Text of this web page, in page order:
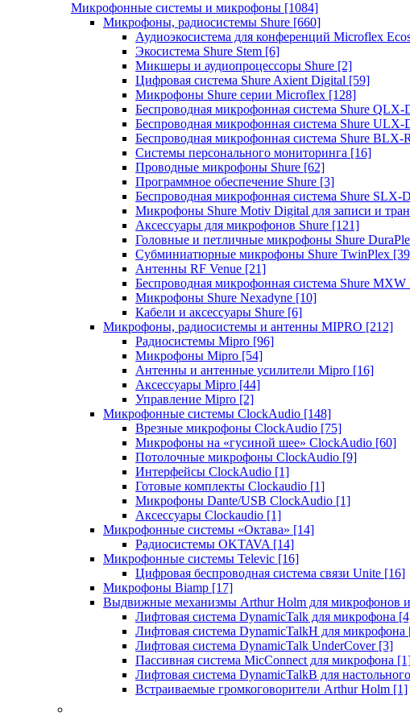
Микрофонные системы и микрофоны [1084]
Микрофоны, радиосистемы Shure [660]
Аудиоэкосистема для конференций Microflex
Экосистема Shure Stem [6]
Микшеры и аудиопроцессоры Shure [2]
Цифровая система Shure Axient Digital [59]
Микрофоны Shure серии Microflex [128]
Беспроводная микрофонная система Shure QLX-
Беспроводная микрофонная система Shure ULX-
Беспроводная микрофонная система Shure BLX-R
Системы персонального мониторинга [16]
Проводные микрофоны Shure [62]
Программное обеспечение Shure [3]
Беспроводная микрофонная система Shure SLX-D
Микрофоны Shure Motiv Digital для записи и
Аксессуары для микрофонов Shure [121]
Головные и петличные микрофоны Shure
Субминиатюрные микрофоны Shure TwinPlex
Антенны RF Venue [21]
Беспроводная микрофонная система Shure
Микрофоны Shure Nexadyne [10]
Кабели и аксессуары Shure [6]
Микрофоны, радиосистемы и антенны MIPRO [212]
Радиосистемы Mipro [96]
Микрофоны Mipro [54]
Антенны и антенные усилители Mipro [16]
Аксессуары Mipro [44]
Управление Mipro [2]
Микрофонные системы ClockAudio [148]
Врезные микрофоны ClockAudio [75]
Микрофоны на «гусиной шее» ClockAudio [60]
Потолочные микрофоны ClockAudio [9]
Интерфейсы ClockAudio [1]
Готовые комплекты Clockaudio [1]
Микрофоны Dante/USB ClockAudio [1]
Аксессуары Clockaudio [1]
Микрофонные системы «Октава» [14]
Радиосистемы OKTAVA [14]
Микрофонные системы Televic [16]
Цифровая беспроводная система связи Unite [16]
Микрофоны Biamp [17]
Выдвижные механизмы Arthur Holm для микрофонов и
Лифтовая система DynamicTalk для микрофона
Лифтовая система DynamicTalkH для микрофона
Лифтовая система DynamicTalk UnderCover [3]
Пассивная система MicConnect для микрофона
Лифтовая система DynamicTalkB для
Встраиваемые громкоговорители Arthur Holm [1]